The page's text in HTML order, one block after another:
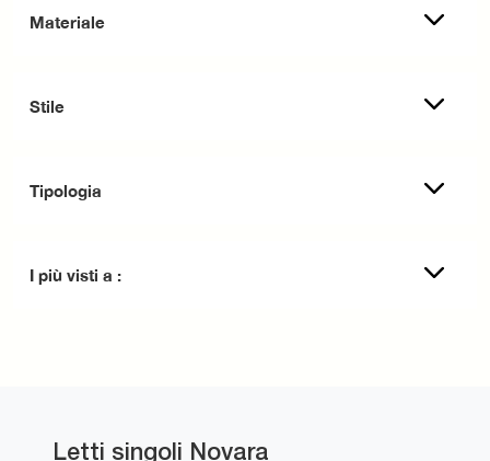
Materiale
Stile
Tipologia
I più visti a :
Letti singoli Novara